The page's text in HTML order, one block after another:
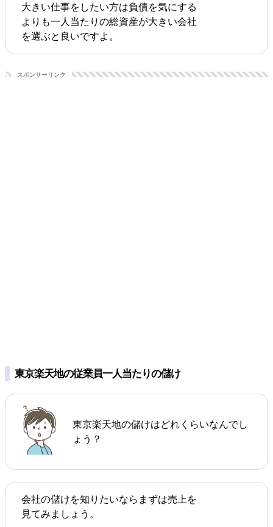
大きい仕事をしたい方は負債を気にする
よりも一人当たりの総資産が大きい会社
を選ぶと良いですよ。
スポンサーリンク
東京楽天地の従業員一人当たりの儲け
東京楽天地の儲けはどれくらいなんでし
ょう？
会社の儲けを知りたいならまずは売上を
見てみましょう。